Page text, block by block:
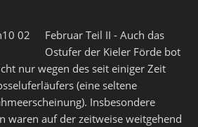
Februar Teil II - Auch das
Ostufer der Kieler Förde bot
nur wegen des seit einiger Zeit
(eine seltene
Insbesondere
waren auf der zeitweise weitgehend